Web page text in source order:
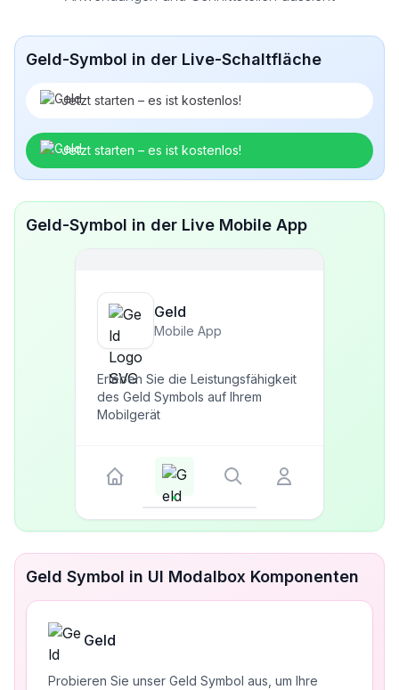
Geld-Symbol in der Live-Schaltfläche
Jetzt starten – es ist kostenlos!
Jetzt starten – es ist kostenlos!
Geld-Symbol in der Live Mobile App
Geld
Mobile App
Erleben Sie die Leistungsfähigkeit
des Geld Symbols auf Ihrem
Mobilgerät
Geld Symbol in UI Modalbox Komponenten
Geld
Probieren Sie unser Geld Symbol aus, um Ihre